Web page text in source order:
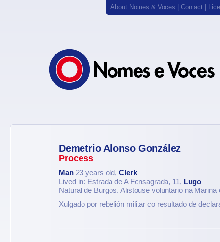
About Nomes & Voces Contact
Demetrio Alonso González
Process
Man 23 years old, Clerk
Lived in: Estrada de A Fonsagrada, 11, Lugo
Natural de Burgos. Alistouse voluntario na Mariña
Xulgado por rebelión militar co resultado de